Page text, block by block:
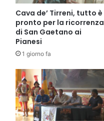
Cava de’ Tirreni, tutto è
pronto per la ricorrenza
di San Gaetano ai
Pianesi
1 giorno fa